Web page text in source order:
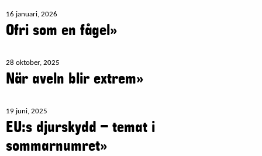
16 januari, 2026
Ofri som en fågel»
28 oktober, 2025
När aveln blir extrem»
19 juni, 2025
EU:s djurskydd – temat i
sommarnumret»